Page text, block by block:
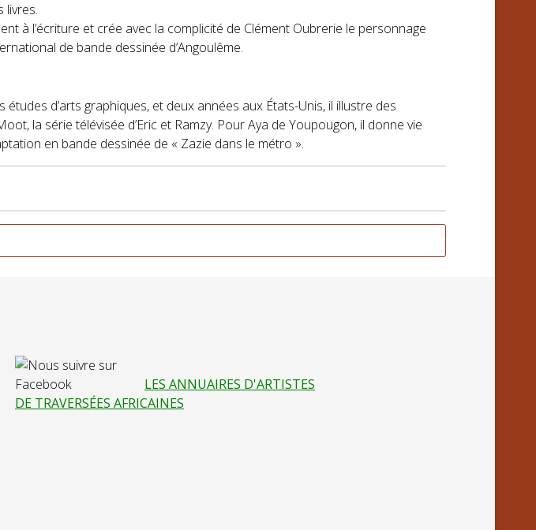
livres.
à l’écriture et crée avec la complicité de Clément Oubrerie le personnage
de bande dessinée d’Angoulême.
d’arts graphiques, et deux années aux États-Unis, il illustre des
la série télévisée d’Eric et Ramzy. Pour Aya de Youpougon, il donne vie
en bande dessinée de « Zazie dans le métro ».
LES ANNUAIRES D'ARTISTES
DE TRAVERSÉES AFRICAINES